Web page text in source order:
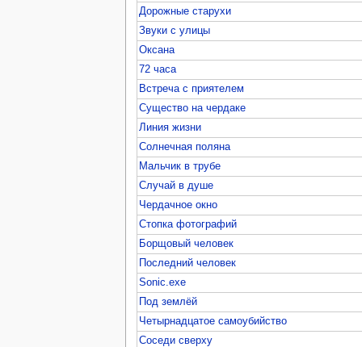
Дорожные старухи
Звуки с улицы
Оксана
72 часа
Встреча с приятелем
Существо на чердаке
Линия жизни
Солнечная поляна
Мальчик в трубе
Случай в душе
Чердачное окно
Стопка фотографий
Борщовый человек
Последний человек
Sonic.exe
Под землёй
Четырнадцатое самоубийство
Соседи сверху